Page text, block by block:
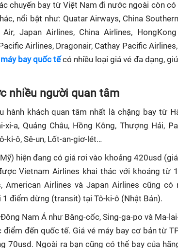
chuyến bay từ Việt Nam đi nước ngoài còn có
nổi bật như: Quatar Airways, China
Japan Airlines, China Airlines,
Airlines, Dragonair, Cathay Pacific
bay quốc tếcó nhiều loại giá vé đa dạng,
nhiều người quan tâm
hành khách quan tâm nhất là chặng bay từ
a, Quảng Châu, Hồng Kông, Thượng Hải,
ki-ô, Sê-un, Lốt-an-giơ-lét…
hiện đang có giá rơi vào khoảng 420usd
Vietnam Airlines khai thác với khoảng từ
American Airlines và Japan Airlines cũng có
1 điểm dừng (transit) tại Tô-ki-ô (Nhật Bản).
Nam Á như Băng-cốc, Sing-ga-po và Ma-
đến quốc tế. Giá vé máy bay cơ bản từ
70usd. Ngoài ra bạn cũng có thể bay của